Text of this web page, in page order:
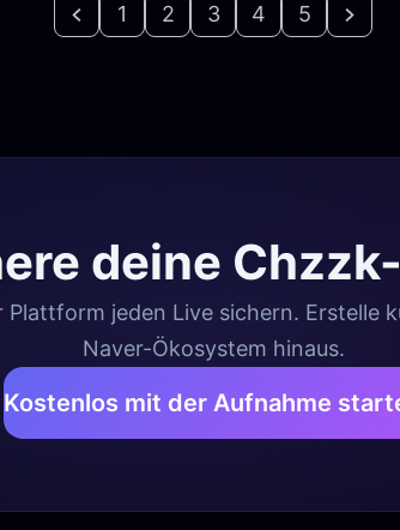
1 2 3 4 5
deine
jeden Live sichern. Erstelle
Naver-Ökosystem hinaus.
Kostenlos mit der Aufnahme